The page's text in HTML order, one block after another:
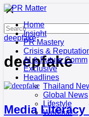
Skip
contentHome
Insight
PR Mastery
Crisis &
AI & Future Comm
Exclusive
Headlines
Thailand
Global News
Lifestyle
Webinar
Search
for:
deepfake
deepfake
Media Literacy